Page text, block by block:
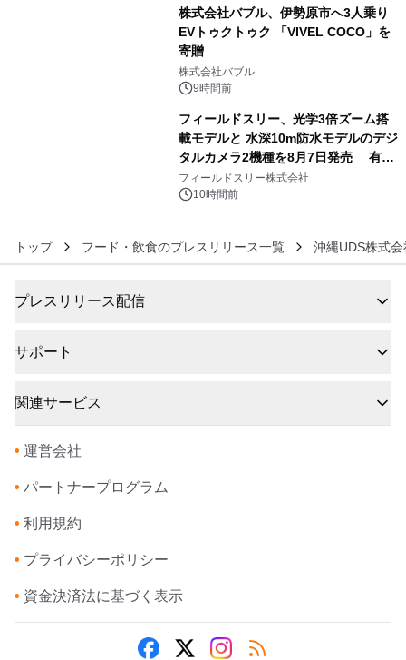
株式会社バブル、伊勢原市へ3人乗り
EVトゥクトゥク 「VIVEL COCO」を
寄贈
株式会社バブル
9時間前
フィールドスリー、光学3倍ズーム搭
載モデルと 水深10m防水モデルのデジ
タルカメラ2機種を8月7日発売 有効
約1300万画素、用途別に選べるコンデ
ジ新登場
フィールドスリー株式会社
10時間前
トップ フード・飲食のプレスリリース一覧 沖縄UDS株式会
プレスリリース配信
サポート
関連サービス
• 運営会社
• パートナープログラム
• 利用規約
• プライバシーポリシー
• 資金決済法に基づく表示